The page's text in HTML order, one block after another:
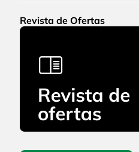
Revista de Ofertas